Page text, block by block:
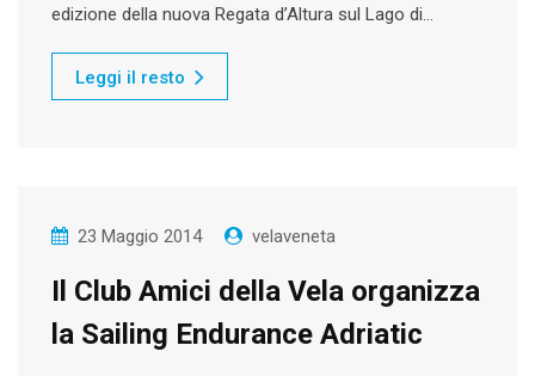
edizione della nuova Regata d’Altura sul Lago di…
Leggi il resto
23 Maggio 2014 velaveneta
Il Club Amici della Vela organizza
la Sailing Endurance Adriatic